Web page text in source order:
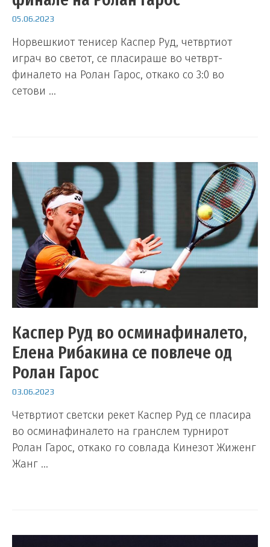
05.06.2023
Норвешкиот тенисер Каспер Руд, четвртиот
играч во светот, се пласираше во четврт-
финалето на Ролан Гарос, откако со 3:0 во
сетови …
Каспер Руд во осминафиналето,
Елена Рибакина се повлече од
Ролан Гарос
03.06.2023
Четвртиот светски рекет Каспер Руд се пласира
во осминафиналето на гранслем турнирот
Ролан Гарос, откако го совлада Кинезот Жиженг
Жанг …